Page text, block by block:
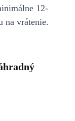
12-
na vrátenie.